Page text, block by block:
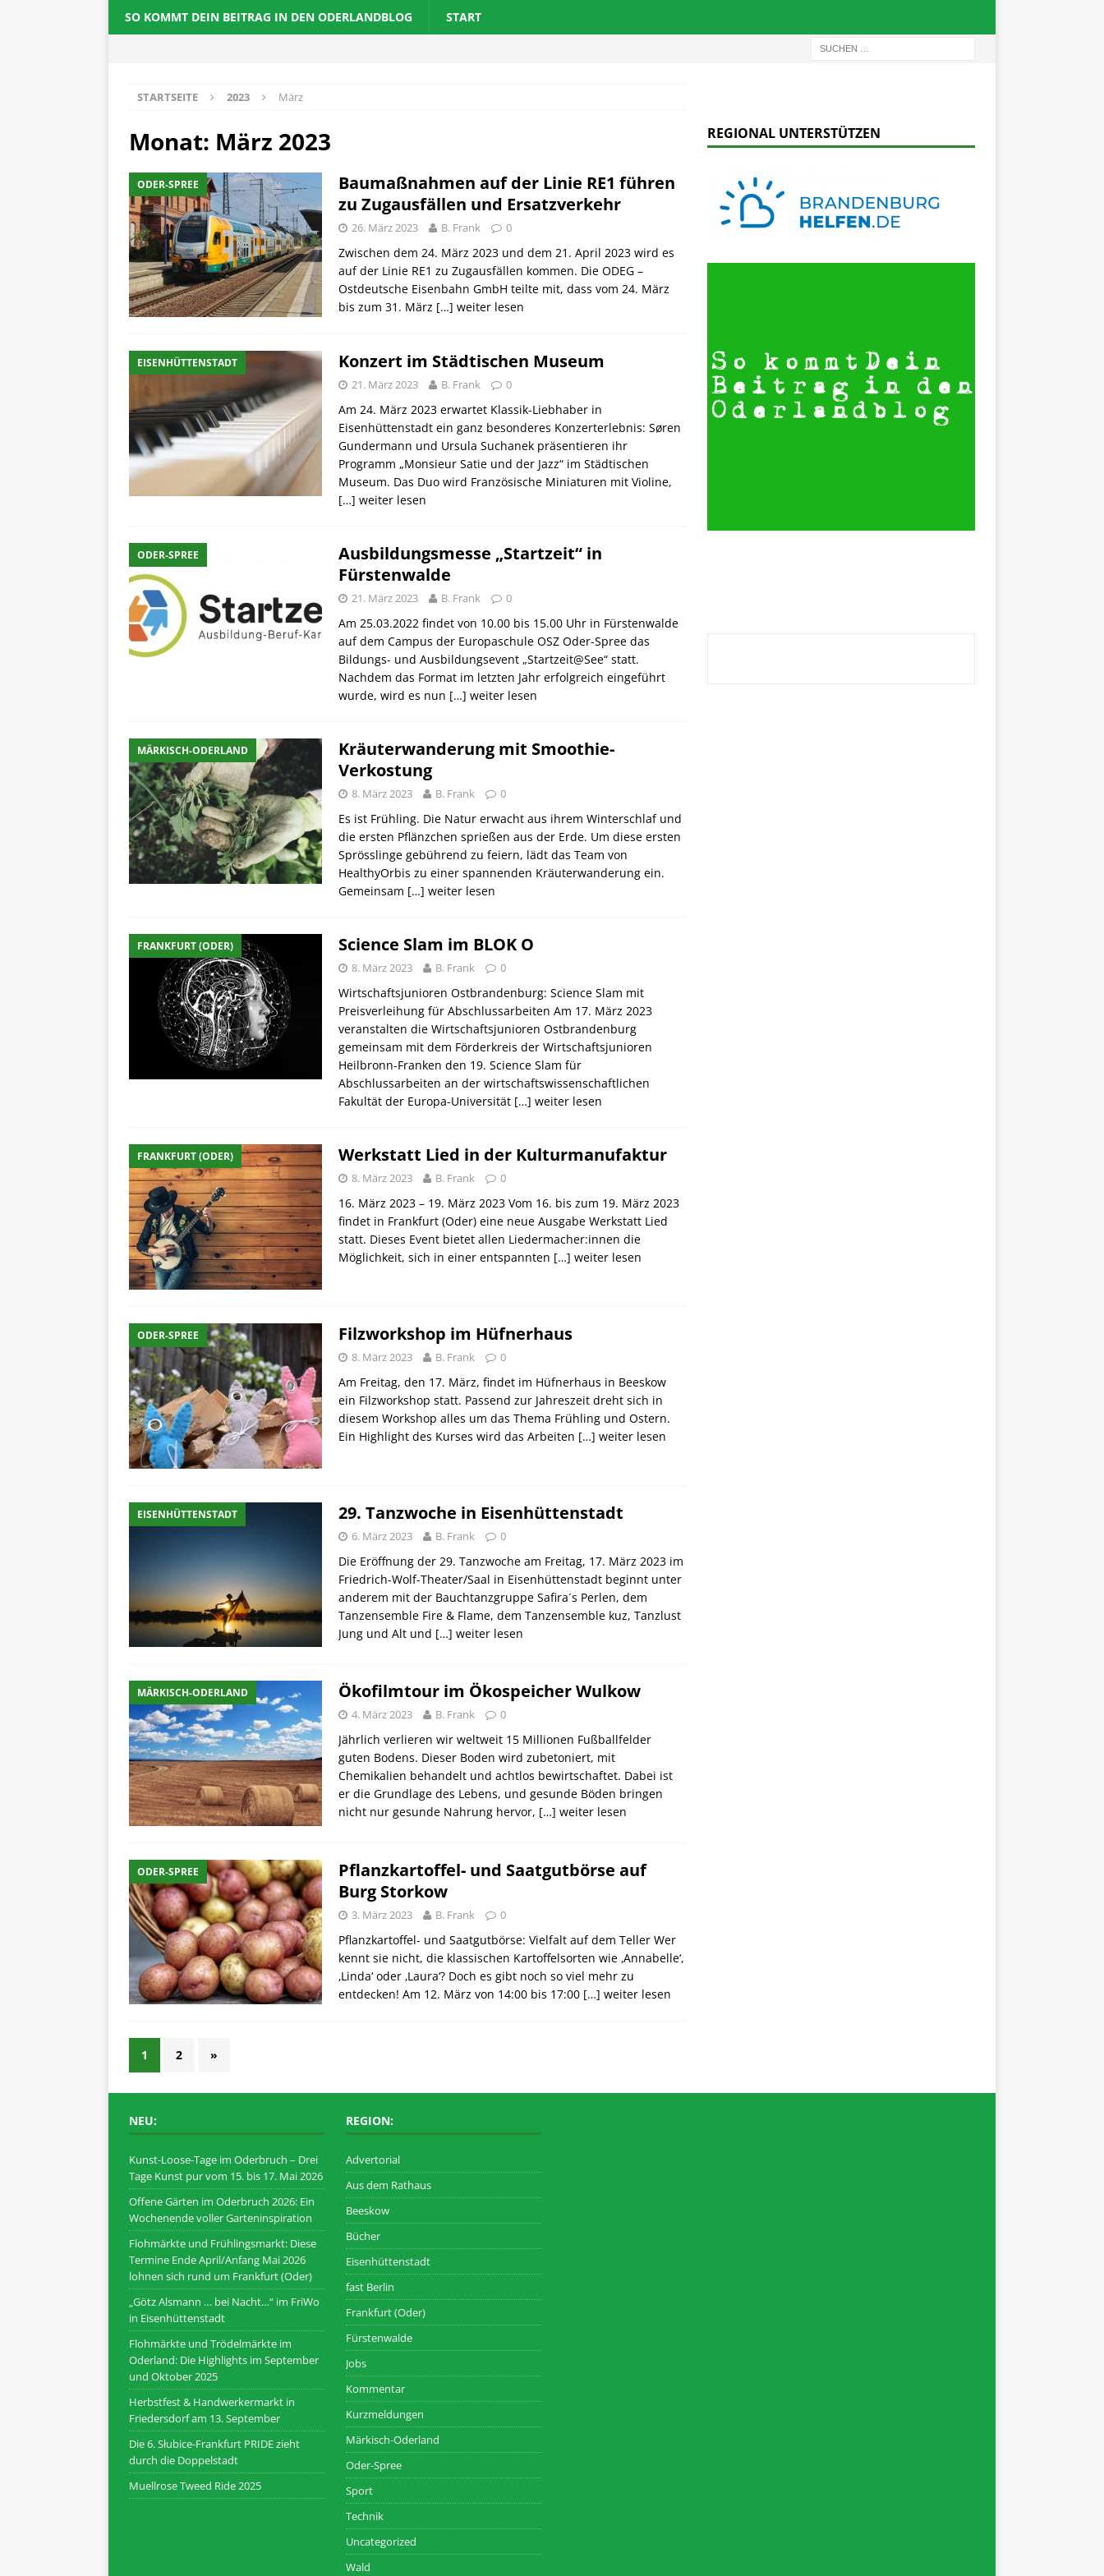
SO KOMMT DEIN BEITRAG IN DEN ODERLANDBLOG START
STARTSEITE 2023 März
Monat: März 2023
ODER-SPREE
Baumaßnahmen auf der Linie RE1 führen
zu Zugausfällen und Ersatzverkehr
26. März 2023 B. Frank 0
Zwischen dem 24. März 2023 und dem 21. April 2023 wird es
auf der Linie RE1 zu Zugausfällen kommen. Die ODEG –
Ostdeutsche Eisenbahn GmbH teilte mit, dass vom 24. März
bis zum 31. März […] weiter lesen
EISENHÜTTENSTADT Konzert im Städtischen Museum
21. März 2023 B. Frank 0
Am 24. März 2023 erwartet Klassik-Liebhaber in
Eisenhüttenstadt ein ganz besonderes Konzerterlebnis: Søren
Gundermann und Ursula Suchanek präsentieren ihr
Programm „Monsieur Satie und der Jazz“ im Städtischen
Museum. Das Duo wird Französische Miniaturen mit Violine,
[…] weiter lesen
ODER-SPREE
Ausbildungsmesse „Startzeit“ in
Fürstenwalde
21. März 2023 B. Frank 0
Am 25.03.2022 findet von 10.00 bis 15.00 Uhr in Fürstenwalde
auf dem Campus der Europaschule OSZ Oder-Spree das
Bildungs- und Ausbildungsevent „Startzeit@See“ statt.
Nachdem das Format im letzten Jahr erfolgreich eingeführt
wurde, wird es nun […] weiter lesen
MÄRKISCH-ODERLAND
Kräuterwanderung mit Smoothie-
Verkostung
8. März 2023 B. Frank 0
Es ist Frühling. Die Natur erwacht aus ihrem Winterschlaf und
die ersten Pflänzchen sprießen aus der Erde. Um diese ersten
Sprösslinge gebührend zu feiern, lädt das Team von
HealthyOrbis zu einer spannenden Kräuterwanderung ein.
Gemeinsam […] weiter lesen
FRANKFURT (ODER) Science Slam im BLOK O
8. März 2023 B. Frank 0
Wirtschaftsjunioren Ostbrandenburg: Science Slam mit
Preisverleihung für Abschlussarbeiten Am 17. März 2023
veranstalten die Wirtschaftsjunioren Ostbrandenburg
gemeinsam mit dem Förderkreis der Wirtschaftsjunioren
Heilbronn-Franken den 19. Science Slam für
Abschlussarbeiten an der wirtschaftswissenschaftlichen
Fakultät der Europa-Universität […] weiter lesen
FRANKFURT (ODER) Werkstatt Lied in der Kulturmanufaktur
8. März 2023 B. Frank 0
16. März 2023 – 19. März 2023 Vom 16. bis zum 19. März 2023
findet in Frankfurt (Oder) eine neue Ausgabe Werkstatt Lied
statt. Dieses Event bietet allen Liedermacher:innen die
Möglichkeit, sich in einer entspannten […] weiter lesen
ODER-SPREE Filzworkshop im Hüfnerhaus
8. März 2023 B. Frank 0
Am Freitag, den 17. März, findet im Hüfnerhaus in Beeskow
ein Filzworkshop statt. Passend zur Jahreszeit dreht sich in
diesem Workshop alles um das Thema Frühling und Ostern.
Ein Highlight des Kurses wird das Arbeiten […] weiter lesen
EISENHÜTTENSTADT 29. Tanzwoche in Eisenhüttenstadt
6. März 2023 B. Frank 0
Die Eröffnung der 29. Tanzwoche am Freitag, 17. März 2023 im
Friedrich-Wolf-Theater/Saal in Eisenhüttenstadt beginnt unter
anderem mit der Bauchtanzgruppe Safira´s Perlen, dem
Tanzensemble Fire & Flame, dem Tanzensemble kuz, Tanzlust
Jung und Alt und […] weiter lesen
MÄRKISCH-ODERLAND Ökofilmtour im Ökospeicher Wulkow
4. März 2023 B. Frank 0
Jährlich verlieren wir weltweit 15 Millionen Fußballfelder
guten Bodens. Dieser Boden wird zubetoniert, mit
Chemikalien behandelt und achtlos bewirtschaftet. Dabei ist
er die Grundlage des Lebens, und gesunde Böden bringen
nicht nur gesunde Nahrung hervor, […] weiter lesen
ODER-SPREE
Pflanzkartoffel- und Saatgutbörse auf
Burg Storkow
3. März 2023 B. Frank 0
Pflanzkartoffel- und Saatgutbörse: Vielfalt auf dem Teller Wer
kennt sie nicht, die klassischen Kartoffelsorten wie ‚Annabelle‘,
‚Linda‘ oder ‚Laura‘? Doch es gibt noch so viel mehr zu
entdecken! Am 12. März von 14:00 bis 17:00 […] weiter lesen
1 2 »
REGIONAL UNTERSTÜTZEN
NEU:
Kunst-Loose-Tage im Oderbruch – Drei
Tage Kunst pur vom 15. bis 17. Mai 2026
Offene Gärten im Oderbruch 2026: Ein
Wochenende voller Garteninspiration
Flohmärkte und Frühlingsmarkt: Diese
Termine Ende April/Anfang Mai 2026
lohnen sich rund um Frankfurt (Oder)
„Götz Alsmann … bei Nacht…“ im FriWo
in Eisenhüttenstadt
Flohmärkte und Trödelmärkte im
Oderland: Die Highlights im September
und Oktober 2025
Herbstfest & Handwerkermarkt in
Friedersdorf am 13. September
Die 6. Słubice-Frankfurt PRIDE zieht
durch die Doppelstadt
Muellrose Tweed Ride 2025
REGION:
Advertorial
Aus dem Rathaus
Beeskow
Bücher
Eisenhüttenstadt
fast Berlin
Frankfurt (Oder)
Fürstenwalde
Jobs
Kommentar
Kurzmeldungen
Märkisch-Oderland
Oder-Spree
Sport
Technik
Uncategorized
Wald